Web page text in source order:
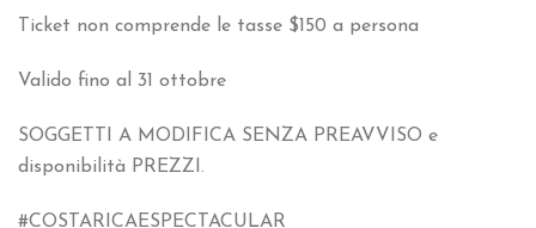
Ticket non comprende le tasse $150 a persona
Valido fino al 31 ottobre
SOGGETTI A MODIFICA SENZA PREAVVISO e
disponibilità PREZZI.
#COSTARICAESPECTACULAR